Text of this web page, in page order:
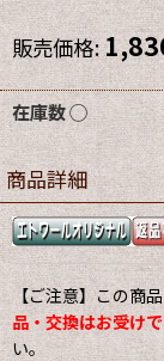
販売価格:
在庫数 ◯
商品詳細
【ご注意】この商
品・交換はお受け
い。